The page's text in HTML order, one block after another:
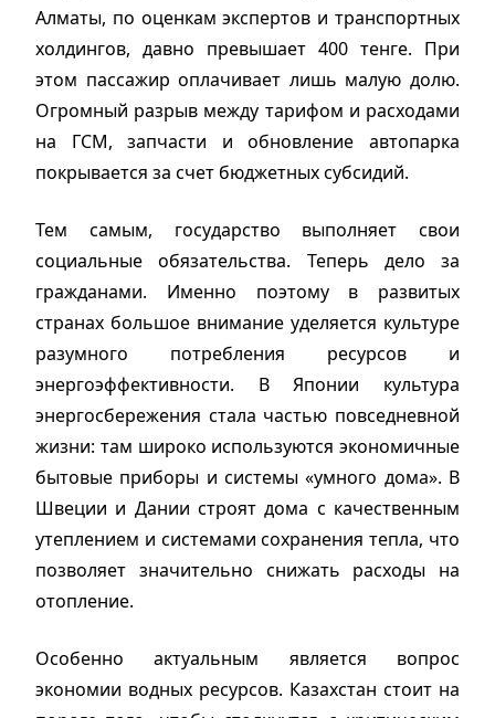
Алматы, по оценкам экспертов и транспортных
холдингов, давно превышает 400 тенге. При
этом пассажир оплачивает лишь малую долю.
Огромный разрыв между тарифом и расходами
на ГСМ, запчасти и обновление автопарка
покрывается за счет бюджетных субсидий.
Тем самым, государство выполняет свои
социальные обязательства. Теперь дело за
гражданами. Именно поэтому в развитых
странах большое внимание уделяется культуре
разумного потребления ресурсов и
энергоэффективности. В Японии культура
энергосбережения стала частью повседневной
жизни: там широко используются экономичные
бытовые приборы и системы «умного дома». В
Швеции и Дании строят дома с качественным
утеплением и системами сохранения тепла, что
позволяет значительно снижать расходы на
отопление.
Особенно актуальным является вопрос
экономии водных ресурсов. Казахстан стоит на